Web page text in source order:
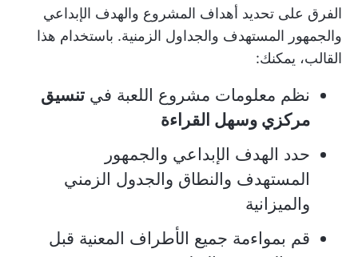
الفرق على تحديد أهداف المشروع والهدف الإبداعي
والجمهور المستهدف والجداول الزمنية. باستخدام هذا
القالب، يمكنك:
نظم معلومات مشروع اللعبة في تنسيق
مركزي وسهل القراءة
حدد الهدف الإبداعي والجمهور
المستهدف والنطاق والجدول الزمني
والميزانية
قم بمواءمة جميع الأطراف المعنية قبل